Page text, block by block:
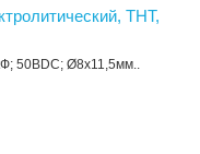
THT,
50ВDC; Ø8x11,5мм..